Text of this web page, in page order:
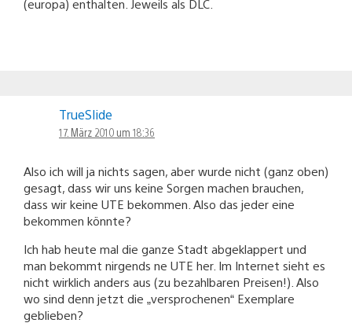
(europa) enthalten. Jeweils als DLC.
TrueSlide
17. März 2010 um 18:36
Also ich will ja nichts sagen, aber wurde nicht (ganz oben)
gesagt, dass wir uns keine Sorgen machen brauchen,
dass wir keine UTE bekommen. Also das jeder eine
bekommen könnte?
Ich hab heute mal die ganze Stadt abgeklappert und
man bekommt nirgends ne UTE her. Im Internet sieht es
nicht wirklich anders aus (zu bezahlbaren Preisen!). Also
wo sind denn jetzt die „versprochenen“ Exemplare
geblieben?